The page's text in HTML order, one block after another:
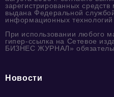
зарегистрированных
выдана Федеральной
информационных
При использовании любого
гипер-ссылка на Сетевое
БИЗНЕС ЖУРНАЛ»
Новости